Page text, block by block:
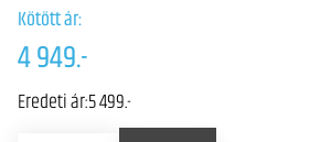
Kötött ár:
4 949.-
Eredeti ár:5 499.-